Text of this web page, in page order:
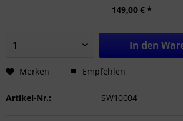
149,00 € *
In den
Merken Empfehlen
Artikel-Nr.: SW10004